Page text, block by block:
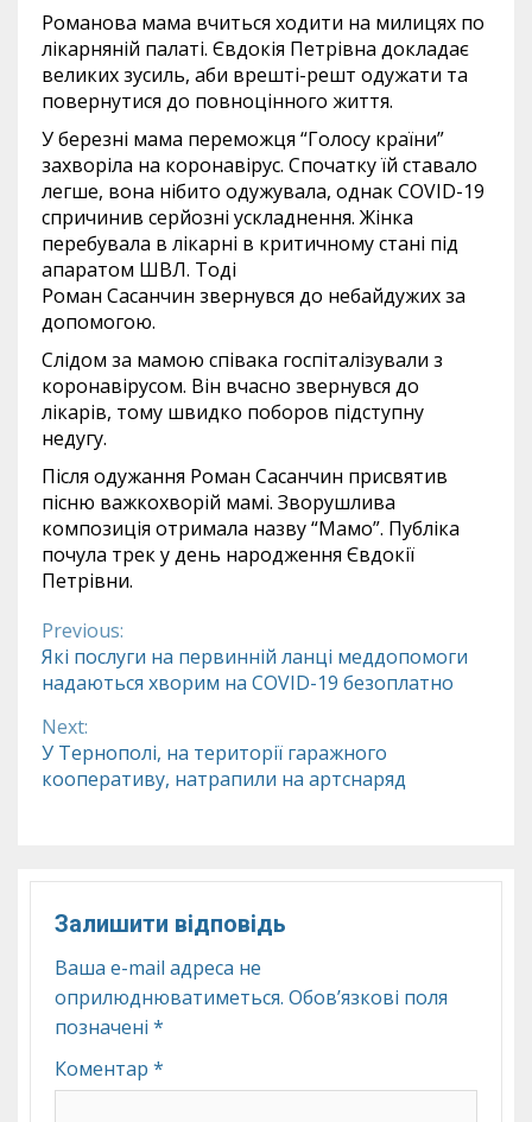
Романова мама вчиться ходити на милицях по
лікарняній палаті. Євдокія Петрівна докладає
великих зусиль, аби врешті-решт одужати та
повернутися до повноцінного життя.
У березні мама переможця “Голосу країни”
захворіла на коронавірус. Спочатку їй ставало
легше, вона нібито одужувала, однак COVID-19
спричинив серйозні ускладнення. Жінка
перебувала в лікарні в критичному стані під
апаратом ШВЛ. Тоді
Роман Сасанчин звернувся до небайдужих за
допомогою.
Слідом за мамою співака госпіталізували з
коронавірусом. Він вчасно звернувся до
лікарів, тому швидко поборов підступну
недугу.
Після одужання Роман Сасанчин присвятив
пісню важкохворій мамі. Зворушлива
композиція отримала назву “Мамо”. Публіка
почула трек у день народження Євдокії
Петрівни.
Continue
Reading
Previous:
Які послуги на первинній ланці меддопомоги
надаються хворим на COVID-19 безоплатно
Next:
У Тернополі, на території гаражного
кооперативу, натрапили на артснаряд
Залишити відповідь
Ваша e-mail адреса не
оприлюднюватиметься. Обов’язкові поля
позначені *
Коментар *